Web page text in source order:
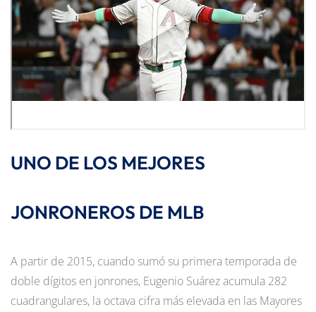
UNO DE LOS MEJORES
JONRONEROS DE MLB
A partir de 2015, cuando sumó su primera temporada de
doble dígitos en jonrones, Eugenio Suárez acumula 282
cuadrangulares, la octava cifra más elevada en las Mayores